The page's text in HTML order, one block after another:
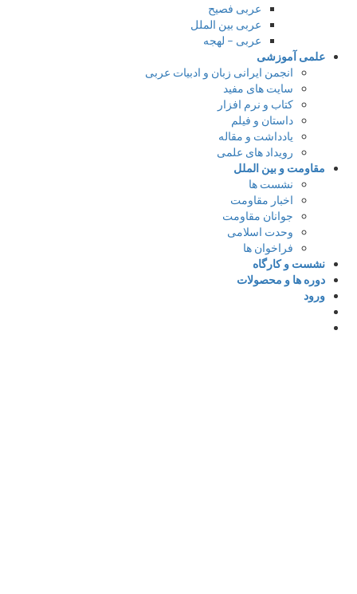
عربی فصیح
عربی بین الملل
عربی – لهجه
علمی آموزشی
انجمن ایرانی زبان و ادبیات عربی
سایت های مفید
کتاب و نرم افزار
داستان و فیلم
یادداشت و مقاله
رویداد های علمی
مقاومت و بین الملل
نشست ها
اخبار مقاومت
جوانان مقاومت
وحدت اسلامی
فراخوان ها
نشست و کارگاه
دوره ها و محصولات
ورود